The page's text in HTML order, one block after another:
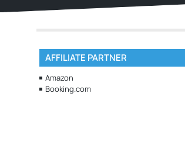
AFFILIATE PARTNER
Amazon
Booking.com